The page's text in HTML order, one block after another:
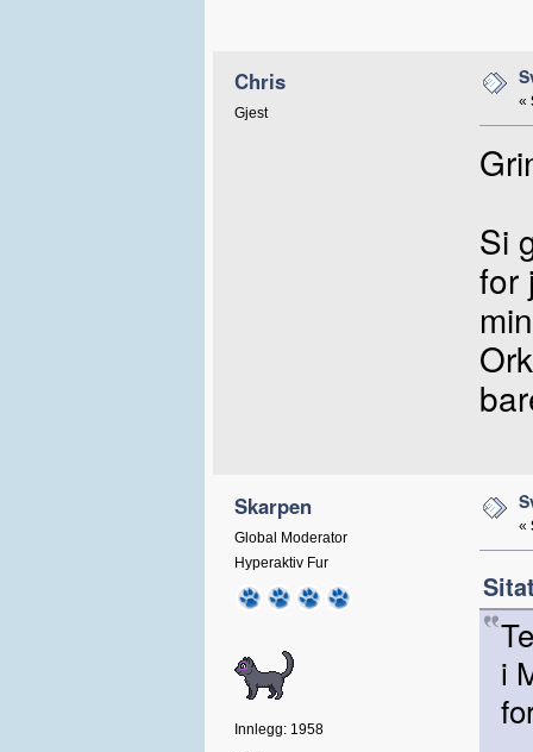
Chris
Gjest
«
Si
for
Skarpen
Global Moderator
Hyperaktiv Fur
Innlegg: 1958
«
i